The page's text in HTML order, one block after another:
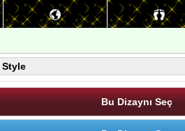
Style
Bu Dizaynı Seç